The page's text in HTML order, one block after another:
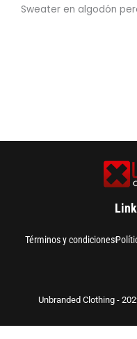
Sweater en algodón
Términos y condiciones
Unbranded Clothing -